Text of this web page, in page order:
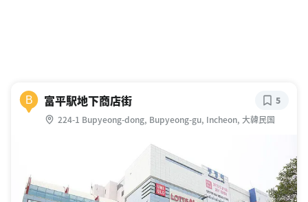
B 富平駅地下商店街
224-1 Bupyeong-dong, Bupyeong-gu, Incheon, 大韓民国
5